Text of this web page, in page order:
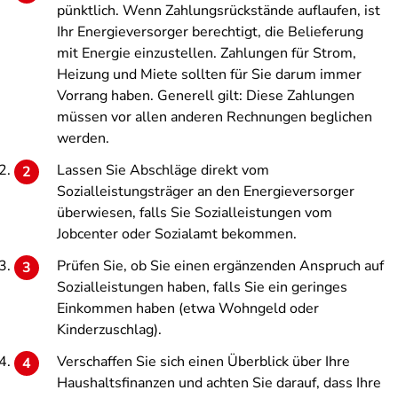
pünktlich. Wenn Zahlungsrückstände auflaufen, ist
Ihr Energieversorger berechtigt, die Belieferung
mit Energie einzustellen. Zahlungen für Strom,
Heizung und Miete sollten für Sie darum immer
Vorrang haben. Generell gilt: Diese Zahlungen
müssen vor allen anderen Rechnungen beglichen
werden.
Lassen Sie Abschläge direkt vom
Sozialleistungsträger an den Energieversorger
überwiesen, falls Sie Sozialleistungen vom
Jobcenter oder Sozialamt bekommen.
Prüfen Sie, ob Sie einen ergänzenden Anspruch auf
Sozialleistungen haben, falls Sie ein geringes
Einkommen haben (etwa Wohngeld oder
Kinderzuschlag).
Verschaffen Sie sich einen Überblick über Ihre
Haushaltsfinanzen und achten Sie darauf, dass Ihre